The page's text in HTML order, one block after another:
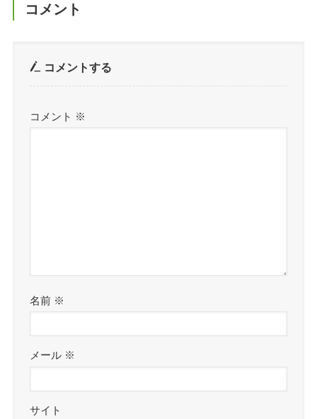
コメント
コメントする
コメント ※
名前 ※
メール ※
サイト